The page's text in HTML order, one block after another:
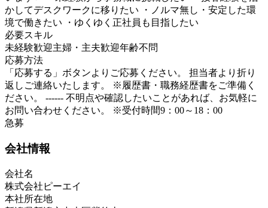
かしてデスクワークに移りたい ・ノルマ無し・安定した環
境で働きたい ・ゆくゆく正社員も目指したい
必要スキル
未経験歓迎主婦・主夫歓迎年齢不問
応募方法
「応募する」ボタンよりご応募ください。 担当者より折り
返しご連絡いたします。 ※履歴書・職務経歴書をご準備く
ださい。 ------ 不明点や確認したいことがあれば、お気軽に
お問い合わせください。 ※受付時間9：00～18：00
急募
会社情報
会社名
株式会社ピーエイ
本社所在地